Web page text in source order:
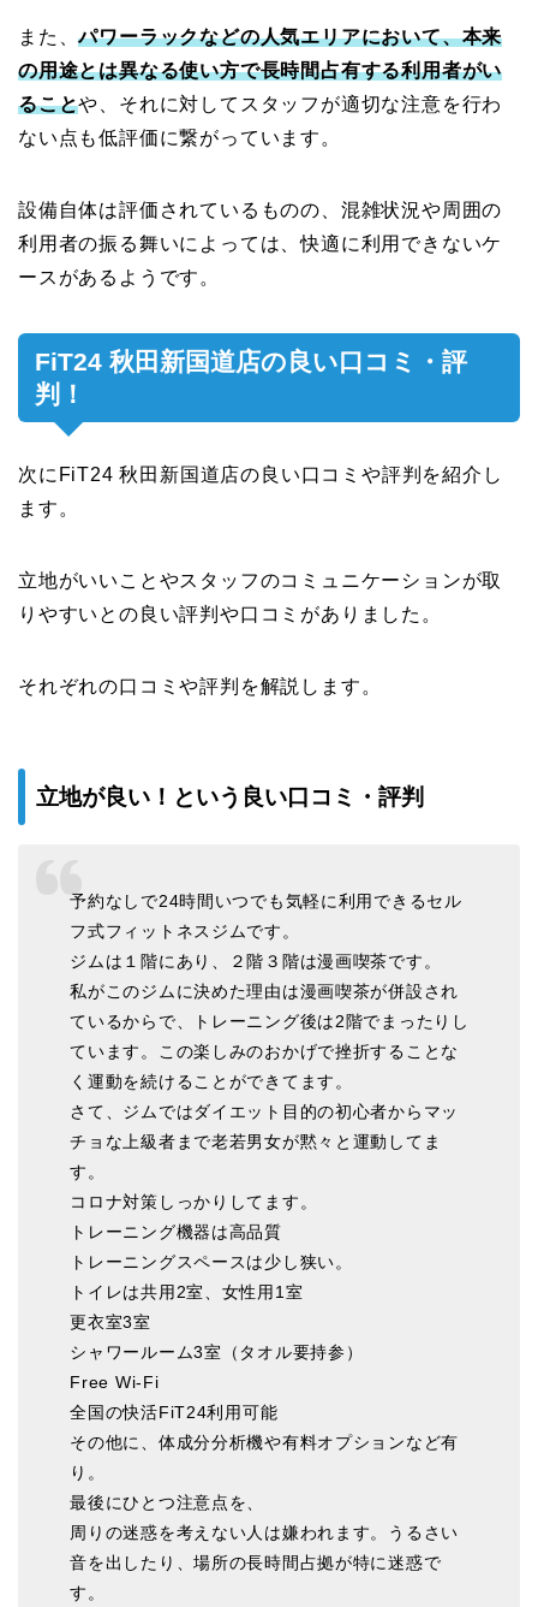
また、パワーラックなどの人気エリアにおいて、本来
の用途とは異なる使い方で長時間占有する利用者がい
ることや、それに対してスタッフが適切な注意を行わ
ない点も低評価に繋がっています。
設備自体は評価されているものの、混雑状況や周囲の
利用者の振る舞いによっては、快適に利用できないケ
ースがあるようです。
FiT24 秋田新国道店の良い口コミ・評
判！
次にFiT24 秋田新国道店の良い口コミや評判を紹介し
ます。
立地がいいことやスタッフのコミュニケーションが取
りやすいとの良い評判や口コミがありました。
それぞれの口コミや評判を解説します。
立地が良い！という良い口コミ・評判
予約なしで24時間いつでも気軽に利用できるセル
フ式フィットネスジムです。
ジムは１階にあり、２階３階は漫画喫茶です。
私がこのジムに決めた理由は漫画喫茶が併設され
ているからで、トレーニング後は2階でまったりし
ています。この楽しみのおかげで挫折することな
く運動を続けることができてます。
さて、ジムではダイエット目的の初心者からマッ
チョな上級者まで老若男女が黙々と運動してま
す。
コロナ対策しっかりしてます。
トレーニング機器は高品質
トレーニングスペースは少し狭い。
トイレは共用2室、女性用1室
更衣室3室
シャワールーム3室（タオル要持参）
Free Wi-Fi
全国の快活FiT24利用可能
その他に、体成分分析機や有料オプションなど有
り。
最後にひとつ注意点を、
周りの迷惑を考えない人は嫌われます。うるさい
音を出したり、場所の長時間占拠が特に迷惑で
す。